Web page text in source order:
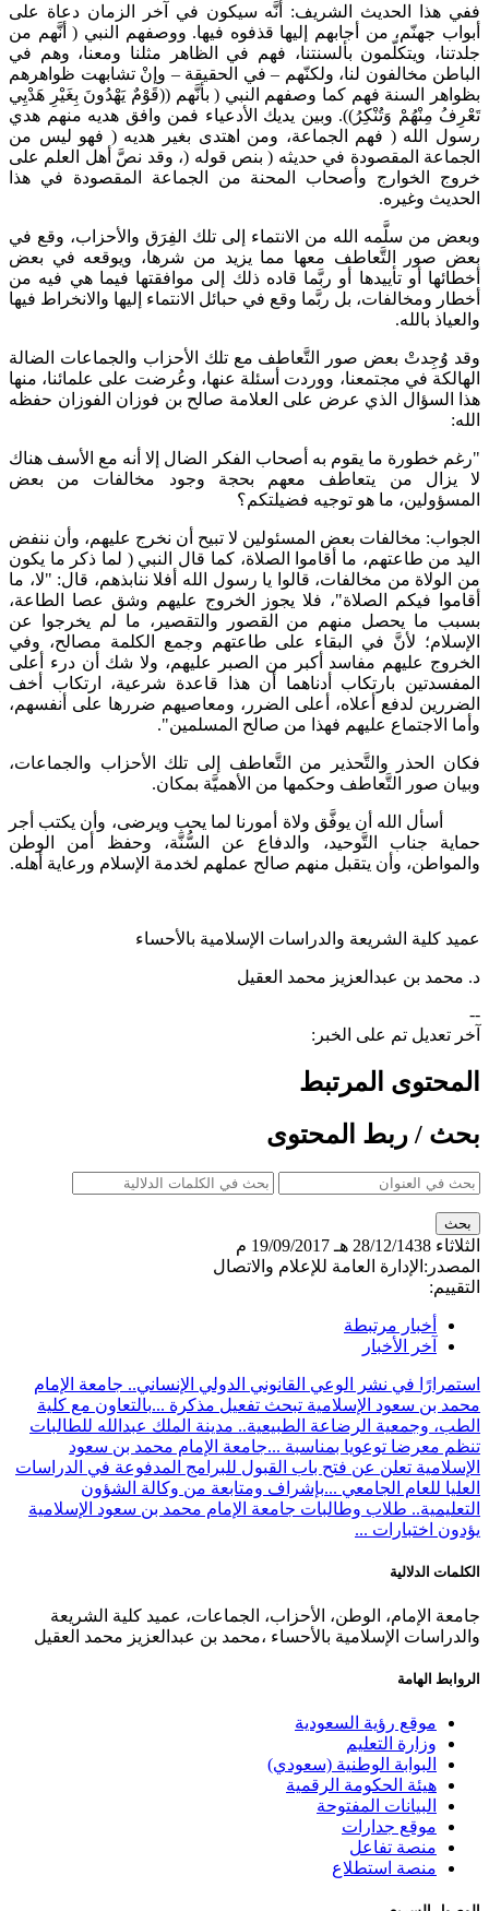
ففي هذا الحديث الشريف: أنَّه سيكون في آخر الزمان دعاة على
أبواب جهنّم، من أجابهم إليها قذفوه فيها. ووصفهم النبي ( أنَّهم من
جلدتنا، ويتكلّمون بألسنتنا، فهم في الظاهر مثلنا ومعنا، وهم في
الباطن مخالفون لنا، ولكنّهم – في الحقيقة – وإنْ تشابهت ظواهرهم
بظواهر السنة فهم كما وصفهم النبي ( بأنَّهم ((قَوْمٌ يَهْدُونَ بِغَيْرِ هَدْيِي
تَعْرِفُ مِنْهُمْ وَتُنْكِرُ)). وبين يديك الأدعياء فمن وافق هديه منهم هدي
رسول الله ( فهم الجماعة، ومن اهتدى بغير هديه ( فهو ليس من
الجماعة المقصودة في حديثه ( بنص قوله (، وقد نصَّ أهل العلم على
خروج الخوارج وأصحاب المحنة من الجماعة المقصودة في هذا
الحديث وغيره.
وبعض من سلَّمه الله من الانتماء إلى تلك الفِرَق والأحزاب، وقع في
بعض صور التَّعاطف معها مما يزيد من شرها، ويوقعه في بعض
أخطائها أو تأييدها أو ربَّما قاده ذلك إلى موافقتها فيما هي فيه من
أخطار ومخالفات، بل ربَّما وقع في حبائل الانتماء إليها والانخراط فيها
والعياذ بالله.
وقد وُجِدتْ بعض صور التَّعاطف مع تلك الأحزاب والجماعات الضالة
الهالكة في مجتمعنا، ووردت أسئلة عنها، وعُرضت على علمائنا، منها
هذا السؤال الذي عرض على العلامة صالح بن فوزان الفوزان حفظه
الله:
"رغم خطورة ما يقوم به أصحاب الفكر الضال إلا أنه مع الأسف هناك
لا يزال من يتعاطف معهم بحجة وجود مخالفات من بعض
المسؤولين، ما هو توجيه فضيلتكم؟
الجواب: مخالفات بعض المسئولين لا تبيح أن نخرج عليهم، وأن ننفض
اليد من طاعتهم، ما أقاموا الصلاة، كما قال النبي ( لما ذكر ما يكون
من الولاة من مخالفات، قالوا يا رسول الله أفلا ننابذهم، قال: "لا، ما
أقاموا فيكم الصلاة"، فلا يجوز الخروج عليهم وشق عصا الطاعة،
بسبب ما يحصل منهم من القصور والتقصير، ما لم يخرجوا عن
الإسلام؛ لأنَّ في البقاء على طاعتهم وجمع الكلمة مصالح، وفي
الخروج عليهم مفاسد أكبر من الصبر عليهم، ولا شك أن درء أعلى
المفسدتين بارتكاب أدناهما أن هذا قاعدة شرعية، ارتكاب أخف
الضررين لدفع أعلاه، أعلى الضرر، ومعاصيهم ضررها على أنفسهم،
وأما الاجتماع عليهم فهذا من صالح المسلمين".
فكان الحذر والتَّحذير من التَّعاطف إلى تلك الأحزاب والجماعات،
وبيان صور التَّعاطف وحكمها من الأهميَّة بمكان.
أسأل الله أن يوفَّق ولاة أمورنا لما يحب ويرضى، وأن يكتب أجر
حماية جناب التَّوحيد، والدفاع عن السُّنَّة، وحفظ أمن الوطن
والمواطن، وأن يتقبل منهم صالح عملهم لخدمة الإسلام ورعاية أهله.
عميد كلية الشريعة والدراسات الإسلامية بالأحساء
د. محمد بن عبدالعزيز محمد العقيل
--
آخر تعديل تم على الخبر:
المحتوى المرتبط
بحث / ربط المحتوى
الثلاثاء 28/12/1438 هـ
19/09/2017 م
المصدر: الإدارة العامة للإعلام والاتصال
التقييم:
أخبار مرتبطة
آخر الأخبار
استمرارًا في نشر الوعي القانوني الدولي الإنساني.. جامعة الإمام
محمد بن سعود الإسلامية تبحث تفعيل مذكرة ...بالتعاون مع كلية
الطب، وجمعية الرضاعة الطبيعية.. مدينة الملك عبدالله للطالبات
تنظم معرضا توعويا بمناسبة ...جامعة الإمام محمد بن سعود
الإسلامية تعلن عن فتح باب القبول للبرامج المدفوعة في الدراسات
العليا للعام الجامعي ...بإشراف ومتابعة من وكالة الشؤون
التعليمية.. طلاب وطالبات جامعة الإمام محمد بن سعود الإسلامية
يؤدون اختبارات ...
الكلمات الدلالية
جامعة الإمام، الوطن، الأحزاب، الجماعات، عميد كلية الشريعة
والدراسات الإسلامية بالأحساء ،محمد بن عبدالعزيز محمد العقيل
الروابط الهامة
موقع رؤية السعودية
وزارة التعليم
البوابة الوطنية (سعودي)
هيئة الحكومة الرقمية
البيانات المفتوحة
موقع جدارات
منصة تفاعل
منصة استطلاع